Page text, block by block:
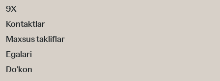
9X
Kontaktlar
Maxsus takliflar
Egalari
Do'kon